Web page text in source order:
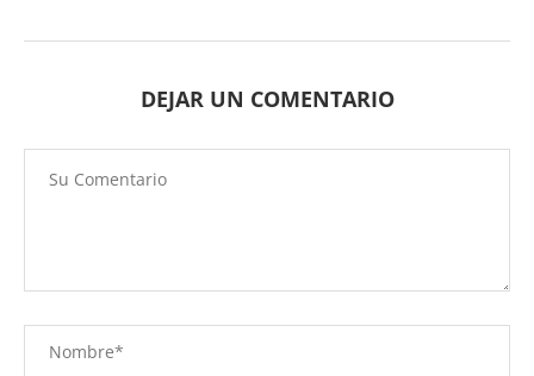
DEJAR UN COMENTARIO